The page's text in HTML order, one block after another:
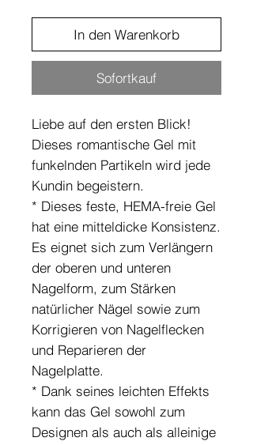
In den Warenkorb
Sofortkauf
Liebe auf den ersten Blick!
Dieses romantische Gel mit
funkelnden Partikeln wird jede
Kundin begeistern.
* Dieses feste, HEMA-freie Gel
hat eine mitteldicke Konsistenz.
Es eignet sich zum Verlängern
der oberen und unteren
Nagelform, zum Stärken
natürlicher Nägel sowie zum
Korrigieren von Nagelflecken
und Reparieren der
Nagelplatte.
* Dank seines leichten Effekts
kann das Gel sowohl zum
Designen als auch als alleinige